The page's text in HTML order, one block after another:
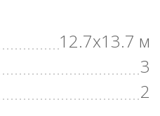
12.7x13.7 м
3
2